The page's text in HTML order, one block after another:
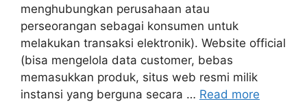
menghubungkan perusahaan atau
perseorangan sebagai konsumen untuk
melakukan transaksi elektronik). Website official
(bisa mengelola data customer, bebas
memasukkan produk, situs web resmi milik
instansi yang berguna secara … Read more